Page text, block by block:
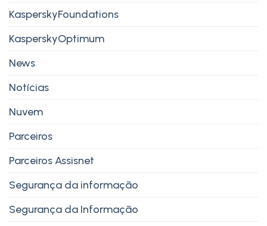
KasperskyFoundations
KasperskyOptimum
News
Notícias
Nuvem
Parceiros
Parceiros Assisnet
Segurança da informação
Segurança da Informação